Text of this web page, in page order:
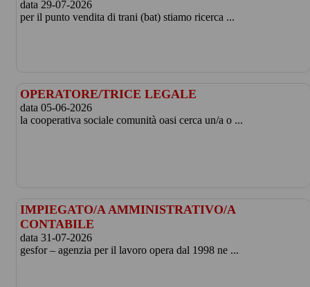
data 29-07-2026
per il punto vendita di trani (bat) stiamo ricerca ...
OPERATORE/TRICE LEGALE
data 05-06-2026
la cooperativa sociale comunità oasi cerca un/a o ...
IMPIEGATO/A AMMINISTRATIVO/A
CONTABILE
data 31-07-2026
gesfor – agenzia per il lavoro opera dal 1998 ne ...